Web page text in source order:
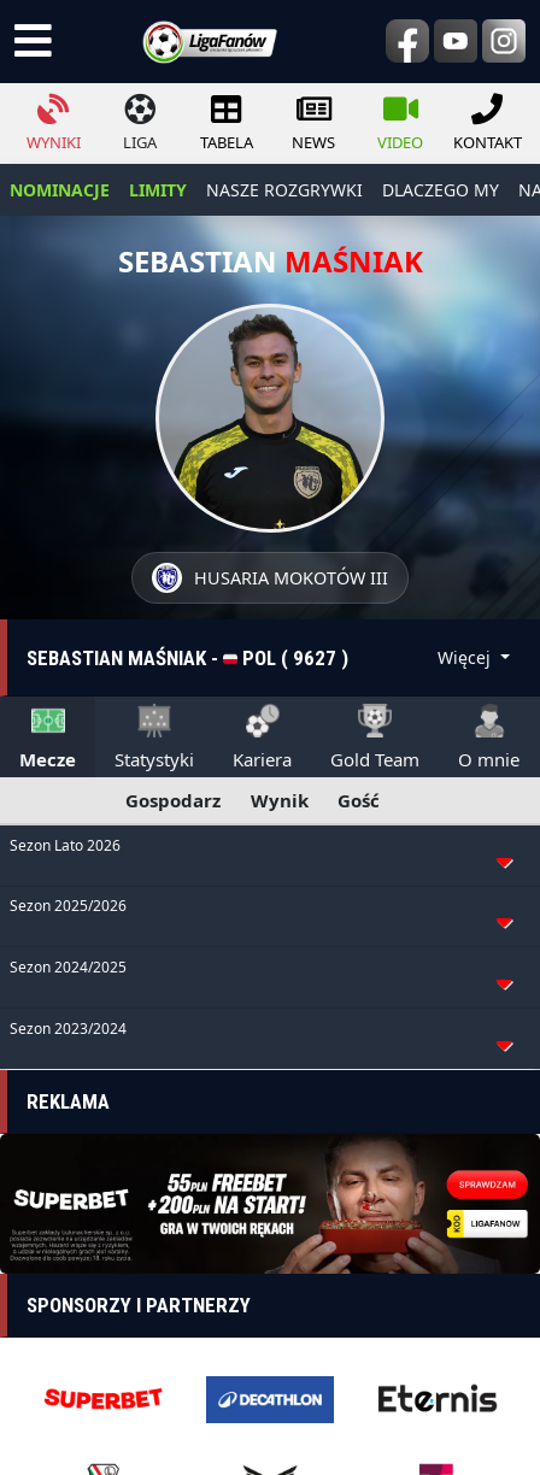
WYNIKI LIGA TABELA NEWS VIDEO KONTAKT
NOMINACJE LIMITY NASZE ROZGRYWKI DLACZEGO MY
SEBASTIANMAŚNIAK
HUSARIA MOKOTÓW III
SEBASTIAN MAŚNIAK - POL ( 9627 ) Więcej
Mecze Statystyki Kariera Gold Team
O mnie
Gospodarz
Wynik Gość
Sezon Lato 2026
Sezon 2025/2026
Sezon 2024/2025
Sezon 2023/2024
REKLAMA
SPONSORZY I PARTNERZY